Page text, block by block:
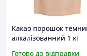
Какао порошок
алкалізованний 1 кг
Готово до відправки